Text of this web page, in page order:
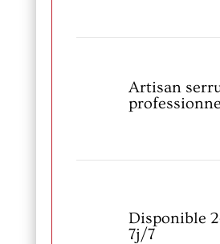
Artisan
Disponible
7j/7